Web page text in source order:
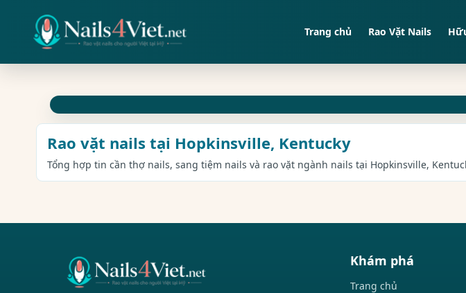
Trang chủ Rao Vặt Nails
Rao vặt nails tại Hopkinsville, Kentucky
Tổng hợp tin cần thợ nails, sang tiệm nails và rao vặt ngành nails tại Hopkinsville,
Khám phá
Trang chủ